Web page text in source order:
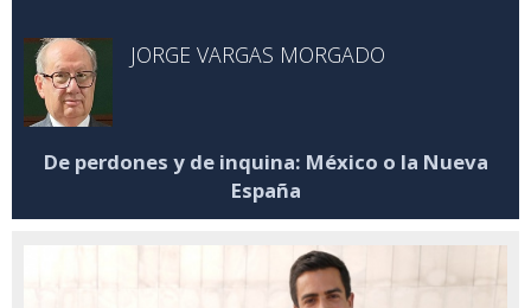
JORGE VARGAS MORGADO
De perdones y de inquina: México o la Nueva
España